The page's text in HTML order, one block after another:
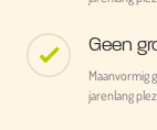
Geen
Maanvormig
jarenlang